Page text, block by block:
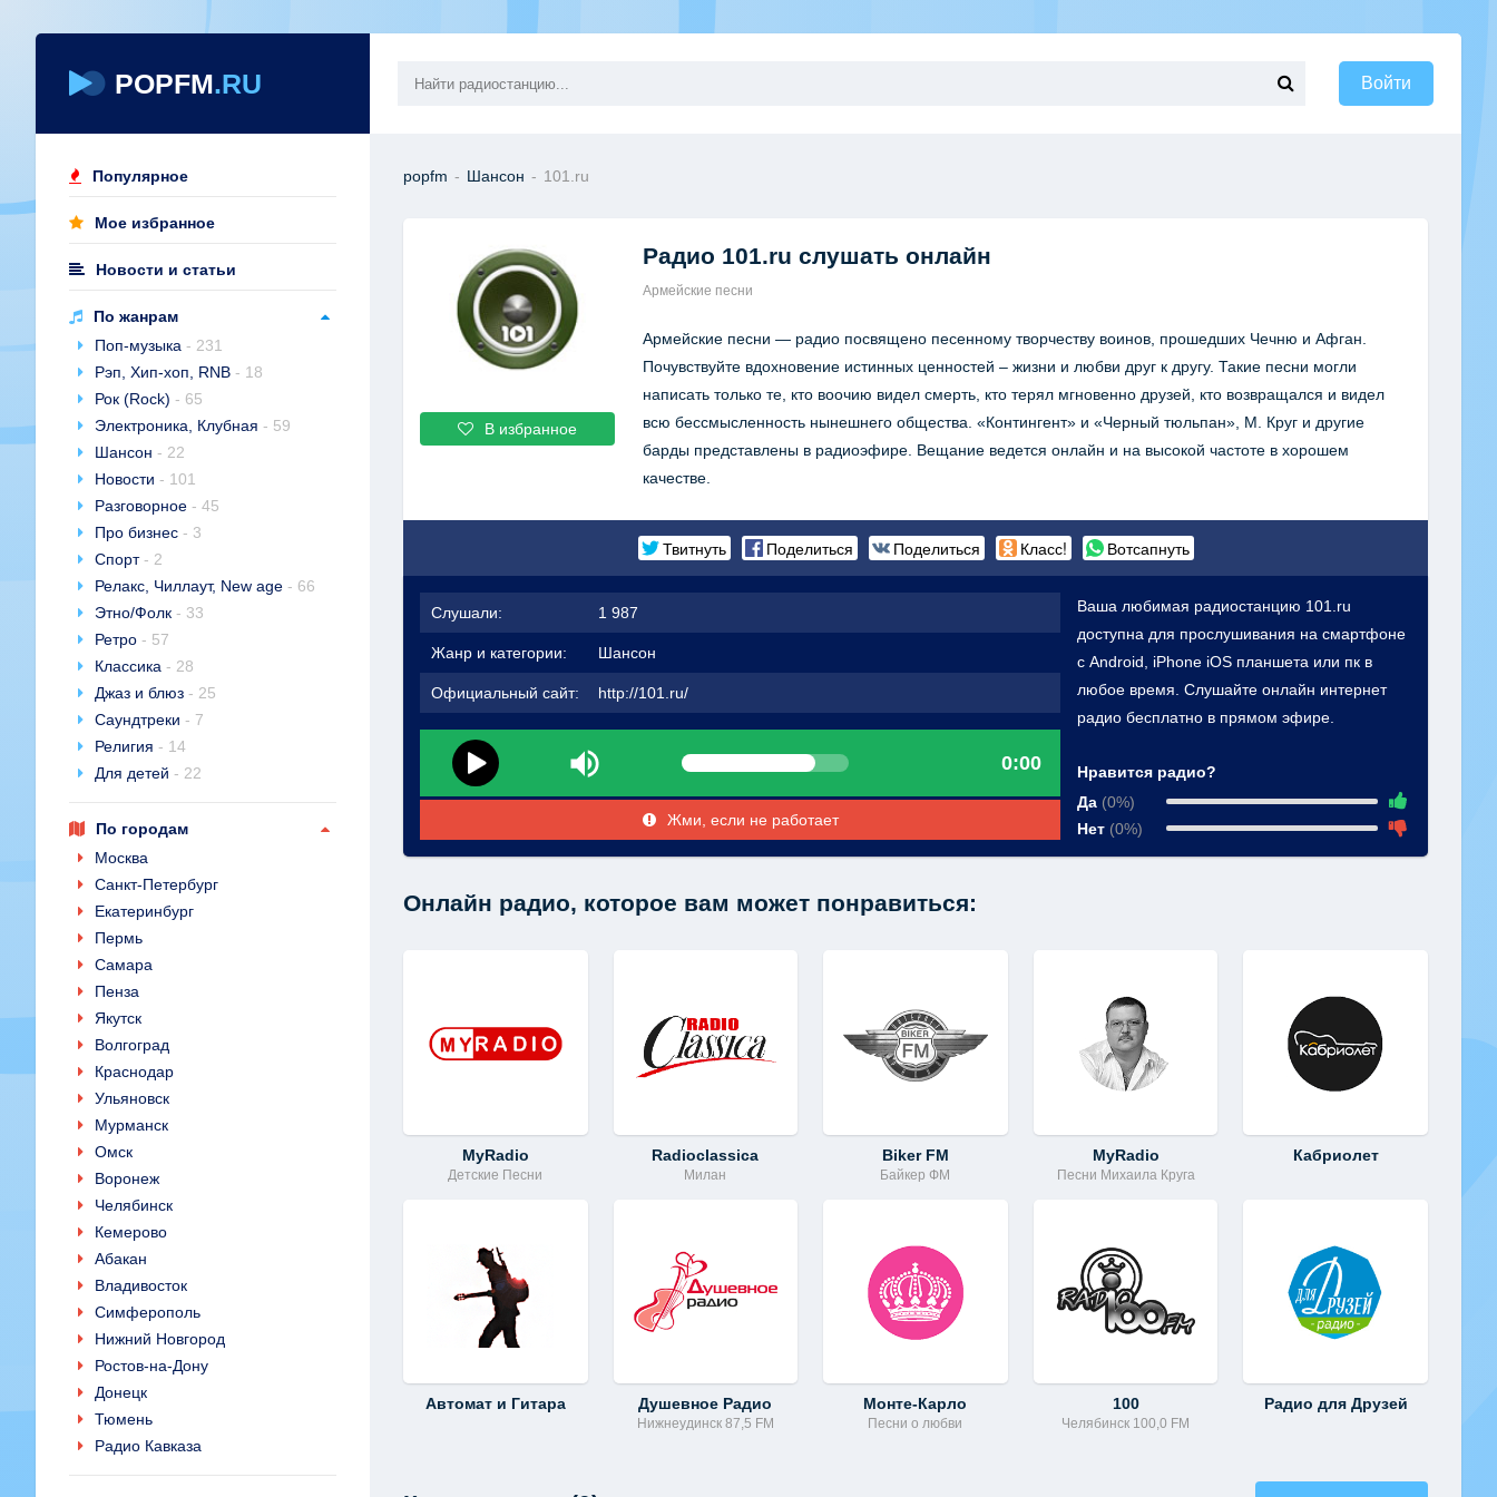
POPFM.RU
Популярное
Мое избранное
Новости и статьи
По жанрам
Поп-музыка - 231
Рэп, Хип-хоп, RNB - 18
Рок (Rock) - 65
Электроника, Клубная - 59
Шансон - 22
Новости - 101
Разговорное - 45
Про бизнес - 3
Спорт- 2
Релакс, Чиллаут, New age - 66
Этно/Фолк - 33
Ретро - 57
Классика - 28
Джаз и блюз - 25
Саундтреки - 7
Религия - 14
Для детей - 22
По городам
Москва
Санкт-Петербург
Екатеринбург
Пермь
Самара
Пенза
Якутск
Волгоград
Краснодар
Ульяновск
Мурманск
Омск
Воронеж
Челябинск
Кемерово
Абакан
Владивосток
Симферополь
Нижний Новгород
Ростов-на-Дону
Донецк
Тюмень
Радио Кавказа
Войти
popfm - Шансон - 101.ru
В избранное
Радио 101.ru слушать онлайн
Армейские песни
Армейские песни — радио посвящено песенному творчеству воинов, прошедших Чечню и Афган.
Почувствуйте вдохновение истинных ценностей – жизни и любви друг к другу. Такие песни могли
написать только те, кто воочию видел смерть, кто терял мгновенно друзей, кто возвращался и видел
всю бессмысленность нынешнего общества. «Контингент» и «Черный тюльпан», М. Круг и другие
барды представлены в радиоэфире. Вещание ведется онлайн и на высокой частоте в хорошем
качестве.
Твитнуть Поделиться Поделиться Класс! Вотсапнуть
Слушали: 1 987
Жанр и категории: Шансон
Официальный сайт: http://101.ru/
0:00
Жми, если не работает
Ваша любимая радиостанцию 101.ru
доступна для прослушивания на смартфоне
с Android, iPhone iOS планшета или пк в
любое время. Слушайте онлайн интернет
радио бесплатно в прямом эфире.
Нравится радио?
Да (0%)
Нет (0%)
Онлайн радио, которое вам может понравиться:
MyRadio
Детские Песни
Radioclassica
Милан
Biker FM
Байкер ФМ
MyRadio
Песни Михаила Круга
Кабриолет
Автомат и Гитара Душевное Радио
Нижнеудинск 87,5 FM
Монте-Карло
Песни о любви
100
Челябинск 100,0 FM
Радио для Друзей